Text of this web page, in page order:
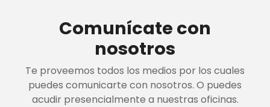
Comunícate con
nosotros
Te proveemos todos los medios por los cuales
puedes comunicarte con nosotros. O puedes
acudir presencialmente a nuestras oficinas.